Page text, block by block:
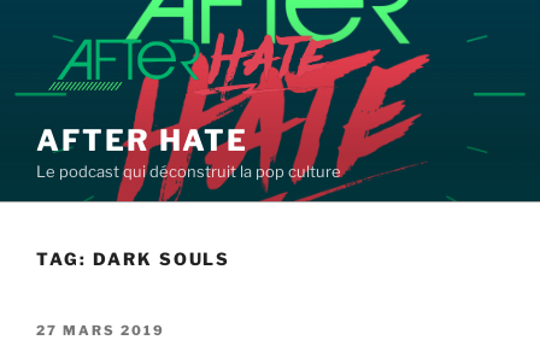
contenu
principal
AFTER HATE
Le podcast qui déconstruit la pop culture
TAG: DARK SOULS
PUBLIÉ
27 MARS 2019